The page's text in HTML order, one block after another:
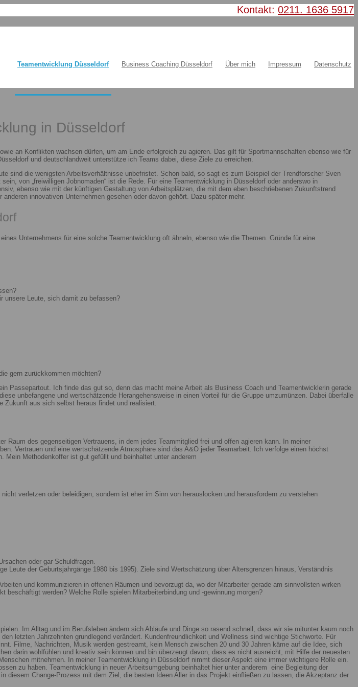
Kontakt: 0211. 1636 5917
Teamentwicklung Düsseldorf Business Coaching Düsseldorf Über mich Impressum Datenschutz
in Düsseldorf
an Konflikten wachsen dürfen, um am Ende erfolgreich zu agieren. Das gilt für Sportmannschaften ebenso wie für
und deutschlandweit unterstütze ich Teams dabei, diese Ziele zu erreichen.
sind die wenigsten Arbeitsverhältnisse unbefristet. Schon bald, so sagt es zum Beispiel der Trendforscher Sven
von „freiwilligen Jobnomaden“ ist die Rede. Für eine Teamentwicklung in Düsseldorf oder anderswo in
ebenso wie mit der künftigen Gestaltung von Arbeitsplätzen, die mit dem eben beschriebenen Zukunftstrend
innovativen Unternehmen gesehen oder davon gehört. Dazu später mehr.
Unternehmens für eine solche Teamentwicklung oft ähneln, ebenso wie die Themen. Gründe für eine
unsere Leute, sich damit zu befassen?
gern zurückkommen möchten?
Passepartout. Ich finde das gut so, denn das macht meine Arbeit als Business Coach und Teamentwicklerin gerade
unbefangene und wertschätzende Herangehensweise in einen Vorteil für die Gruppe umzumünzen. Dabei überfalle
Zukunft aus sich selbst heraus findet und realisiert.
des gegenseitigen Vertrauens, in dem jedes Teammitglied frei und offen agieren kann. In meiner
Vertrauen und eine wertschätzende Atmosphäre sind das A&O jeder Teamarbeit. Ich verfolge einen höchst
Methodenkoffer ist gut gefüllt und beinhaltet unter anderem
verletzen oder beleidigen, sondern ist eher im Sinn von herauslocken und herausfordern zu verstehen
oder gar Schuldfragen.
Leute der Geburtsjahrgänge 1980 bis 1995). Ziele sind Wertschätzung über Altersgrenzen hinaus, Verständnis
und kommunizieren in offenen Räumen und bevorzugt da, wo der Mitarbeiter gerade am sinnvollsten wirken
werden? Welche Rolle spielen Mitarbeiterbindung und -gewinnung morgen?
Im Alltag und im Berufsleben ändern sich Abläufe und Dinge so rasend schnell, dass wir sie mitunter kaum noch
letzten Jahrzehnten grundlegend verändert. Kundenfreundlichkeit und Wellness sind wichtige Stichworte. Für
Filme, Nachrichten, Musik werden gestreamt, kein Mensch zwischen 20 und 30 Jahren käme auf die Idee, sich
darin wohlfühlen und kreativ sein können und bin überzeugt davon, dass es nicht ausreicht, mit Hilfe der neuesten
mitnehmen. In meiner Teamentwicklung in Düsseldorf nimmt dieser Aspekt eine immer wichtigere Rolle ein.
zu haben. Teamentwicklung in neuer Arbeitsumgebung beinhaltet hier unter anderem eine Begleitung der
Change-Prozess mit dem Ziel, die besten Ideen Aller in das Projekt einfließen zu lassen, die Akzeptanz der